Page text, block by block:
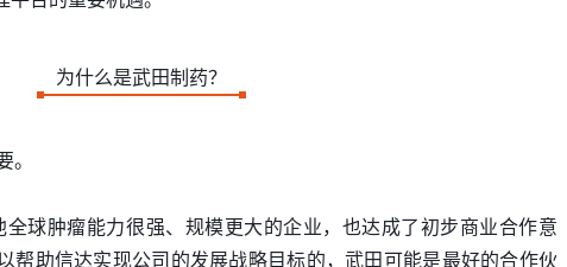
为什么是武田制药？
球肿瘤能力很强、规模更大的企业，也达成了初步商业合作意
帮助信达实现公司的发展战略目标的，武田可能是最好的合作伙